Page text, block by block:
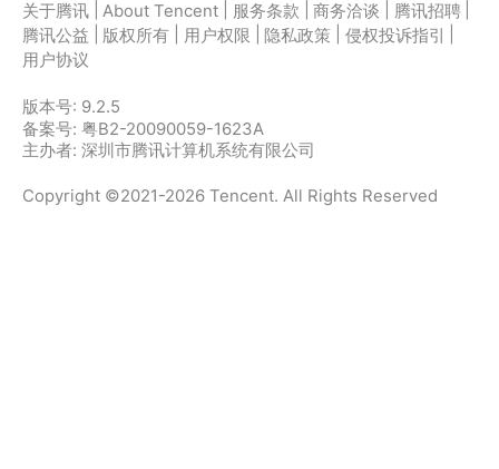
关于腾讯 About Tencent 服务条款 商务洽谈 腾讯招聘
腾讯公益
版权所有 用户权限 隐私政策 侵权投诉指引
用户协议
版本号: 9.2.5
备案号: 粤B2-20090059-1623A
主办者: 深圳市腾讯计算机系统有限公司
Copyright ©2021-2026 Tencent. All Rights Reserved